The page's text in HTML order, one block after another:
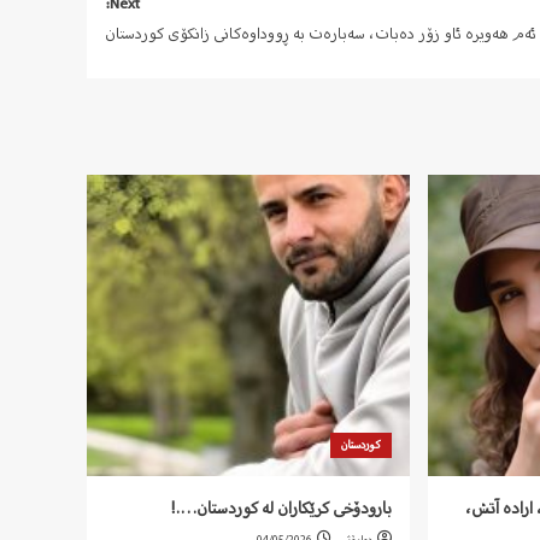
ئەم هەویرە ئاو زۆر دەبات، سەبارەت بە ڕووداوەکانی زانکۆی کوردستان
آتش،
کوردستان
بارودۆخی کرێکاران لە کوردستان….!